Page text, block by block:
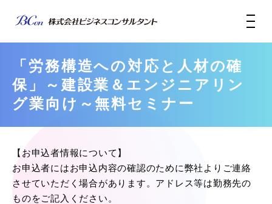
「労務構造への対応と人材の確
保」～建設業＆エンジニアリン
グ業向け～無料セミナー
【お申込者情報について】
お申込者にはお申込内容の確認のために弊社よりご連絡
させていただく場合があります。アドレス等は勤務先の
ものをご記入ください。